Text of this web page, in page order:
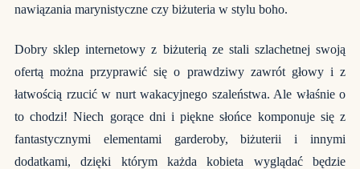
nawiązania marynistyczne czy biżuteria w stylu boho.
Dobrysklep internetowy z biżuterią ze stali szlachetnej swoją
ofertą można przyprawić się o prawdziwy zawrót głowy i z
łatwością rzucić w nurt wakacyjnego szaleństwa. Ale właśnie o
to chodzi! Niech gorące dni i piękne słońce komponuje się z
fantastycznymi elementami garderoby, biżuterii i innymi
dodatkami, dzięki którym każda kobieta wyglądać będzie